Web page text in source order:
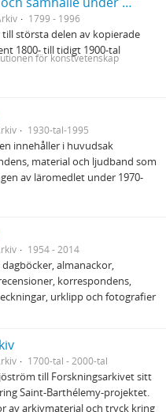
1799 - 1996
största delen av kopierade
1800- till tidigt 1900-tal
för konstvetenskap
1930-tal-1995
innehåller i huvudsak
material och ljudband som
av läromedlet under 1970‐
1954 - 2014
almanackor,
korrespondens,
urklipp och fotografier
1700-tal - 2000-tal
till Forskningsarkivet sitt
Saint-Barthélemy-projektet.
av arkivmaterial och tryck kring